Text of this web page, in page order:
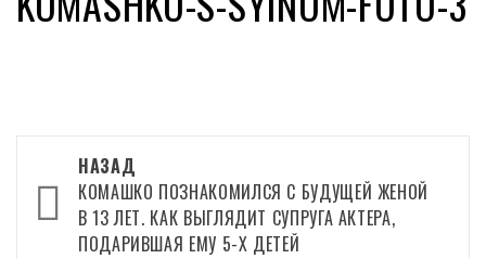
Навигация
записи
НАЗАД
КОМАШКО ПОЗНАКОМИЛСЯ С БУДУЩЕЙ ЖЕНОЙ
В 13 ЛЕТ. КАК ВЫГЛЯДИТ СУПРУГА АКТЕРА,
ПОДАРИВШАЯ ЕМУ 5-Х ДЕТЕЙ